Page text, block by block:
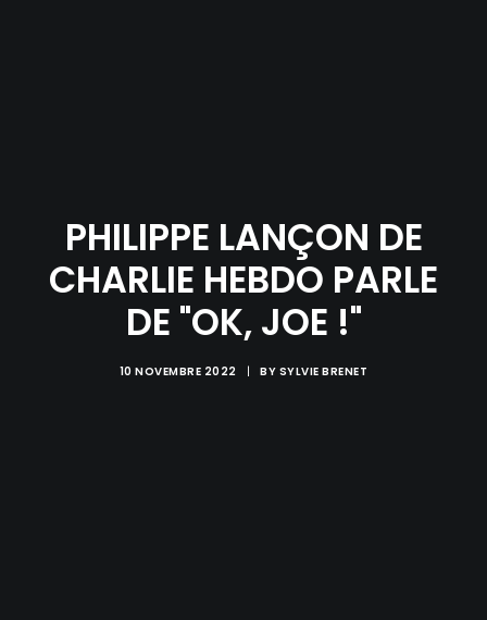
PHILIPPE LANÇON DE
CHARLIE HEBDO PARLE
DE "OK, JOE !"
10 NOVEMBRE 2022 | BY SYLVIE BRENET